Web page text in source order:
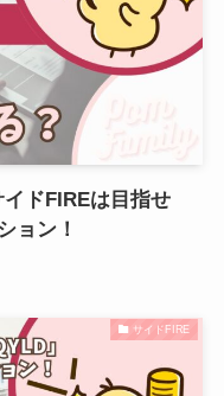
イドFIREは目指せ
ョン！
サイドFIRE